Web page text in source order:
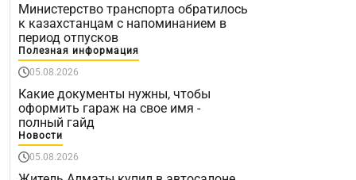
Министерство транспорта обратилось
к казахстанцам с напоминанием в
период отпусков
Полезная информация
05.08.2026
Какие документы нужны, чтобы
оформить гараж на свое имя -
полный гайд
Новости
05.08.2026